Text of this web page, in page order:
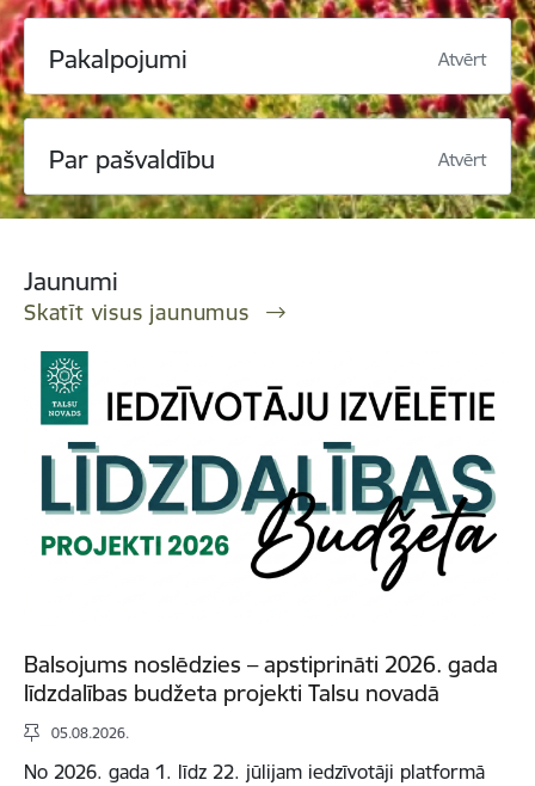
Pakalpojumi Atvērt
Par pašvaldību Atvērt
Jaunumi
Skatīt visus jaunumus
Balsojums noslēdzies – apstiprināti 2026. gada
līdzdalības budžeta projekti Talsu novadā
05.08.2026.
No 2026. gada 1. līdz 22. jūlijam iedzīvotāji platformā